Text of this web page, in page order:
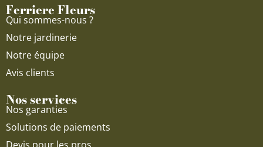
Ferriere Fleurs
Qui sommes-nous ?
Notre jardinerie
Notre équipe
Avis clients
Nos services
Nos garanties
Solutions de paiements